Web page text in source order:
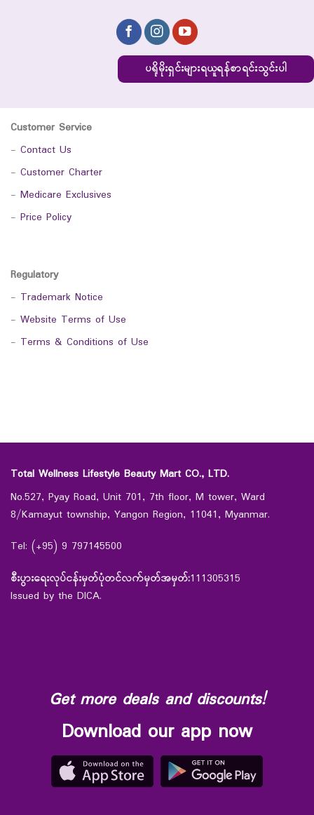
ပရိုမိုးရှင်းများရယူရန်စာရင်းသွင်းပါ
Customer Service
- Contact Us
- Customer Charter
- Medicare Exclusives
- Price Policy
Regulatory
- Trademark Notice
- Website Terms of Use
- Terms & Conditions of Use
Total Wellness Lifestyle Beauty Mart CO., LTD.
No.527, Pyay Road, Unit 701, 7th floor, M tower, Ward
8/Kamayut township, Yangon Region, 11041, Myanmar.
Tel: (+95) 9 797145500
စီးပွားရေးလုပ်ငန်းမှတ်ပုံတင်လက်မှတ်အမှတ်:111305315
Issued by the DICA.
Get more deals and discounts!
Download our app now